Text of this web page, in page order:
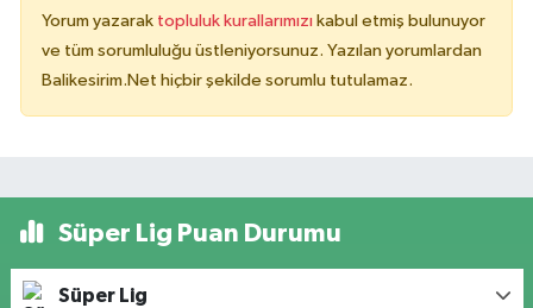
Yorum yazarak topluluk kurallarımızı kabul etmiş bulunuyor
ve tüm sorumluluğu üstleniyorsunuz. Yazılan yorumlardan
Balikesirim.Net hiçbir şekilde sorumlu tutulamaz.
Süper Lig Puan Durumu
Süper Lig